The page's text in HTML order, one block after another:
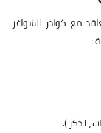
مع كوادر للشواغر
: